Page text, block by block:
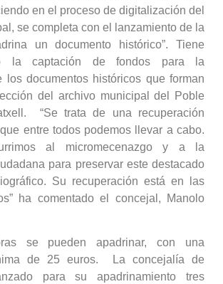
en el proceso de digitalización del
se completa con el lanzamiento de la
un documento histórico”. Tiene
la captación de fondos para la
los documentos históricos que forman
del archivo municipal del Poble
“Se trata de una recuperación
entre todos podemos llevar a cabo.
al micromecenazgo y a la
para preservar este destacado
Su recuperación está en las
ha comentado el concejal, Manolo
se pueden apadrinar, con una
de 25 euros. La concejalía de
para su apadrinamiento tres